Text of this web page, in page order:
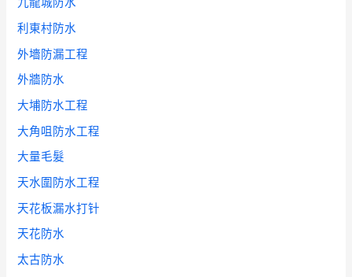
利東村防水
外墻防漏工程
外牆防水
大埔防水工程
大角咀防水工程
大量毛髮
天水圍防水工程
天花板漏水打针
天花防水
太古防水